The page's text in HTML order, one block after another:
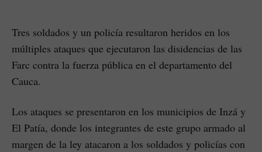
Tres soldados y un policía resultaron heridos en los
múltiples ataques que ejecutaron las disidencias de las
Farc contra la fuerza pública en el departamento del
Cauca.
Los ataques se presentaron en los municipios de Inzá y
El Patía, donde los integrantes de este grupo armado al
margen de la ley atacaron a los soldados y policías con